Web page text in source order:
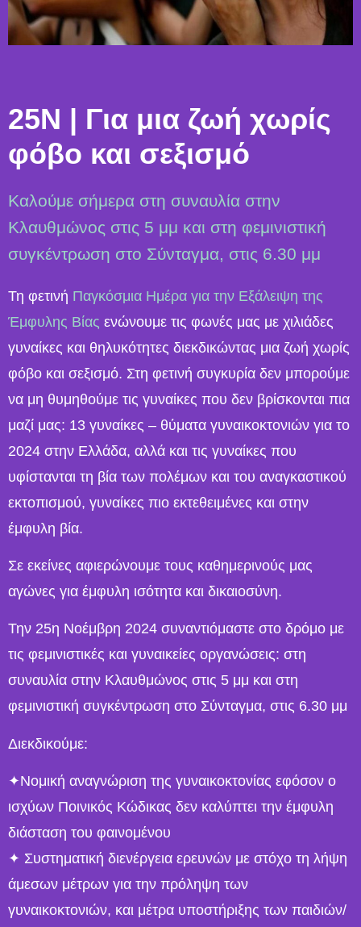
25N | Για μια ζωή χωρίς
φόβο και σεξισμό
Καλούμε σήμερα στη συναυλία στην
Κλαυθμώνος στις 5 μμ και στη φεμινιστική
συγκέντρωση στο Σύνταγμα, στις 6.30 μμ
Τη φετινή Παγκόσμια Ημέρα για την Εξάλειψη της
Έμφυλης Βίας ενώνουμε τις φωνές μας με χιλιάδες
γυναίκες και θηλυκότητες διεκδικώντας μια ζωή χωρίς
φόβο και σεξισμό. Στη φετινή συγκυρία δεν μπορούμε
να μη θυμηθούμε τις γυναίκες που δεν βρίσκονται πια
μαζί μας: 13 γυναίκες – θύματα γυναικοκτονιών για το
2024 στην Ελλάδα, αλλά και τις γυναίκες που
υφίστανται τη βία των πολέμων και του αναγκαστικού
εκτοπισμού, γυναίκες πιο εκτεθειμένες και στην
έμφυλη βία.
Σε εκείνες αφιερώνουμε τους καθημερινούς μας
αγώνες για έμφυλη ισότητα και δικαιοσύνη.
Την 25η Νοέμβρη 2024 συναντιόμαστε στο δρόμο με
τις φεμινιστικές και γυναικείες οργανώσεις: στη
συναυλία στην Κλαυθμώνος στις 5 μμ και στη
φεμινιστική συγκέντρωση στο Σύνταγμα, στις 6.30 μμ
Διεκδικούμε:
✦Νομική αναγνώριση της γυναικοκτονίας εφόσον ο
ισχύων Ποινικός Κώδικας δεν καλύπτει την έμφυλη
διάσταση του φαινομένου
✦ Συστηματική διενέργεια ερευνών με στόχο τη λήψη
άμεσων μέτρων για την πρόληψη των
γυναικοκτονιών, και μέτρα υποστήριξης των παιδιών/